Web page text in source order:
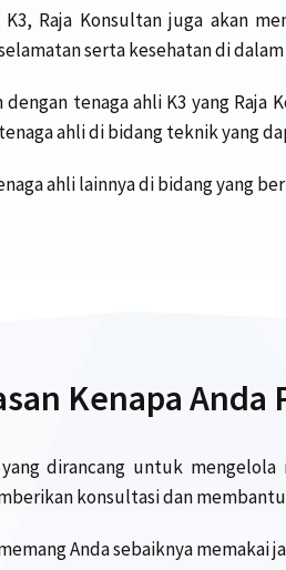
Raja Konsultan juga akan
serta kesehatan di
tenaga ahli K3 yang
ahli di bidang teknik yang
ahli lainnya di bidang yang
Kenapa
dirancang untuk
konsultasi dan
Anda sebaiknya memakai